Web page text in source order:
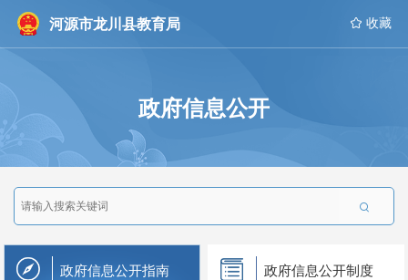
河源市龙川县教育局  收藏
政府信息公开

政府信息公开指南 政府信息公开制度